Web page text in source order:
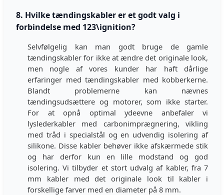
8. Hvilke tændingskabler er et godt valg i
forbindelse med 123\ignition?
Selvfølgelig kan man godt bruge de gamle
tændingskabler for ikke at ændre det originale look,
men nogle af vores kunder har haft dårlige
erfaringer med tændingskabler med kobberkerne.
Blandt problemerne kan nævnes
tændingsudsættere og motorer, som ikke starter.
For at opnå optimal ydeevne anbefaler vi
lyslederkabler med carbonimprægnering, vikling
med tråd i specialstål og en udvendig isolering af
silikone. Disse kabler behøver ikke afskærmede stik
og har derfor kun en lille modstand og god
isolering. Vi tilbyder et stort udvalg af kabler, fra 7
mm kabler med det originale look til kabler i
forskellige farver med en diameter på 8 mm.